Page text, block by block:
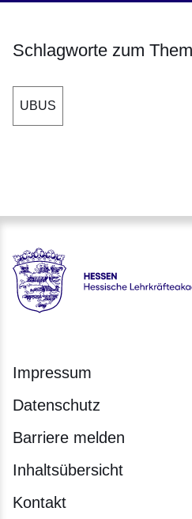
Schlagworte zum
UBUS
Hessen - Hessische
Impressum
Datenschutz
Barriere melden
Inhaltsübersicht
Kontakt